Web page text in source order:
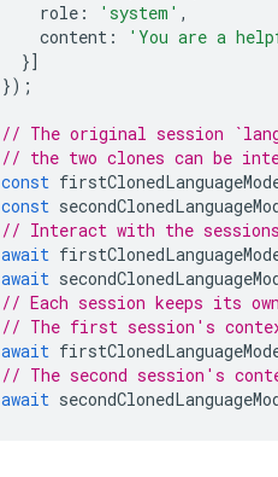
role : 'system' ,
content :
'You are a
}]
});
// The original session
// the two clones can be
const
const
// Interact with the
await
await
// Each session keeps its
// The first session's
await
// The second session's
await